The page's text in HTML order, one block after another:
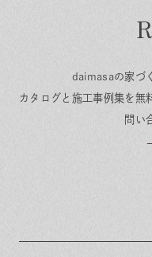
daimasaの家づ
カタログと施工事例集を無
問い